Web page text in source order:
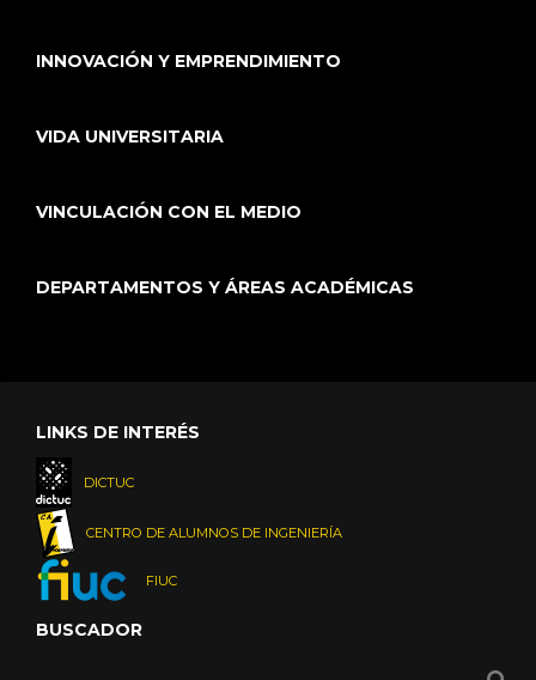
INNOVACIÓN Y EMPRENDIMIENTO
VIDA UNIVERSITARIA
VINCULACIÓN CON EL MEDIO
DEPARTAMENTOS Y ÁREAS ACADÉMICAS
LINKS DE INTERÉS
DICTUC
CENTRO DE ALUMNOS DE INGENIERÍA
FIUC
BUSCADOR